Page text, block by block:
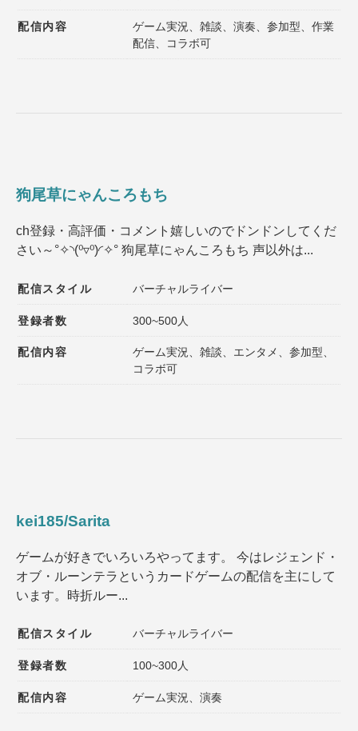
配信内容
ゲーム実況、雑談、演奏、参加型、作業
配信、コラボ可
狗尾草にゃんころもち
ch登録・高評価・コメント嬉しいのでドンドンしてくだ
さい～°✧◝(⁰▿⁰)◜✧° 狗尾草にゃんころもち 声以外は...
配信スタイル バーチャルライバー
登録者数 300~500人
配信内容
ゲーム実況、雑談、エンタメ、参加型、
コラボ可
kei185/Sarita
ゲームが好きでいろいろやってます。 今はレジェンド・
オブ・ルーンテラというカードゲームの配信を主にして
います。時折ルー...
配信スタイル バーチャルライバー
登録者数 100~300人
配信内容 ゲーム実況、演奏